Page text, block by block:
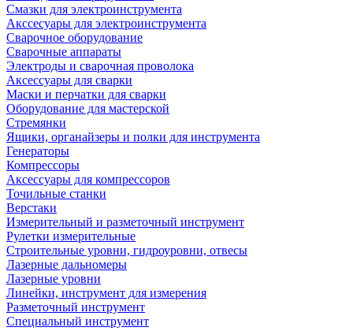
Смазки для электроинструмента
Акссесуары для электроинструмента
Сварочное оборудование
Сварочные аппараты
Электроды и сварочная проволока
Аксессуары для сварки
Маски и перчатки для сварки
Оборудование для мастерской
Стремянки
Ящики, органайзеры и полки для инструмента
Генераторы
Компрессоры
Аксессуары для компрессоров
Точильные станки
Верстаки
Измерительный и разметочный инструмент
Рулетки измерительные
Строительные уровни, гидроуровни, отвесы
Лазерные дальномеры
Лазерные уровни
Линейки, инструмент для измерения
Разметочный инструмент
Специальный инструмент